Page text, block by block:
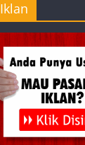
Iklan